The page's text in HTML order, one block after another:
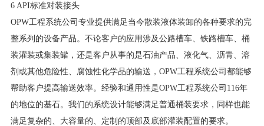
6 API标准对装接头
OPW工程系统公司专业提供满足当今散装液体装卸的各种要求的完
整系列的设备产品。不论客户的应用涉及公路槽车、铁路槽车、桶
装灌装或集装罐，还是客户从事的是石油产品、液化气、沥青、溶
剂或其他危险性、腐蚀性化学品的输送，OPW工程系统公司都能够
帮助客户提高输送效率。经验和通用性是OPW工程系统公司116年
的地位的基石。我们的系统设计能够满足普通桶装要求，同样也能
满足复杂的、大容量的、定制的顶部及底部灌装配置的要求。